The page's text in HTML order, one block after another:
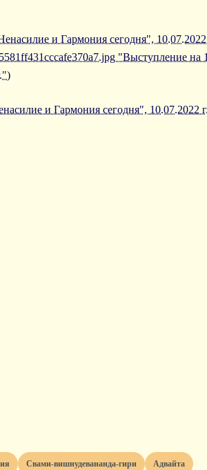
и Гармония сегодня", 10.07.2022
"Выступление
и Гармония сегодня", 10.07.2022
Свами-вишнудевананда-гири Адвайта